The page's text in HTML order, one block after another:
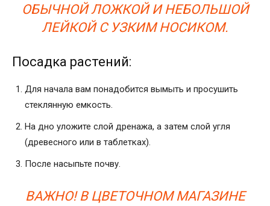
ОБЫЧНОЙ ЛОЖКОЙ И НЕБОЛЬШОЙ
ЛЕЙКОЙ С УЗКИМ НОСИКОМ.
Посадка растений:
Для начала вам понадобится вымыть и просушить
стеклянную емкость.
На дно уложите слой дренажа, а затем слой угля
(древесного или в таблетках).
После насыпьте почву.
ВАЖНО! В ЦВЕТОЧНОМ МАГАЗИНЕ